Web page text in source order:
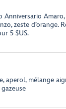
Anniversario
zeste d’orange.
5 $US.
aperol, mélange